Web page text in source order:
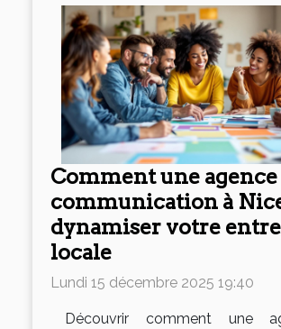
Comment une agence
communication à
dynamiser votre
locale
Lundi 15 décembre 2025 19:40
Découvrir comment une